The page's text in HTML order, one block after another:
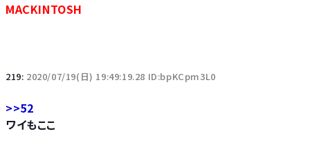
MACKINTOSH
219: 2020/07/19(日) 19:49:19.28 ID:bpKCpm3L0
>>52
ワイもここ